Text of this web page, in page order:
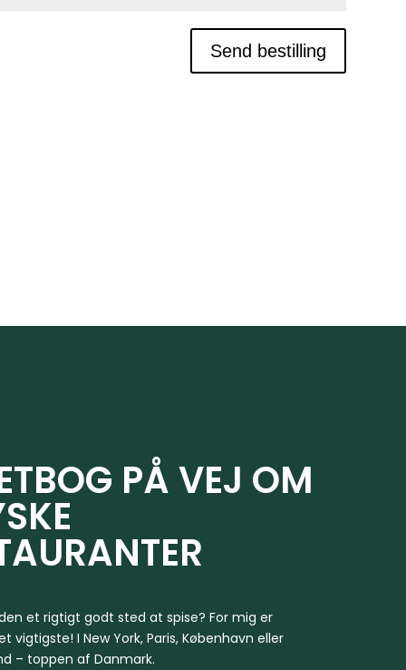
Send bestilling
PÅ VEJ OM
et rigtigt godt sted at spise? For mig er
I New York, Paris, København eller
– toppen af Danmark.